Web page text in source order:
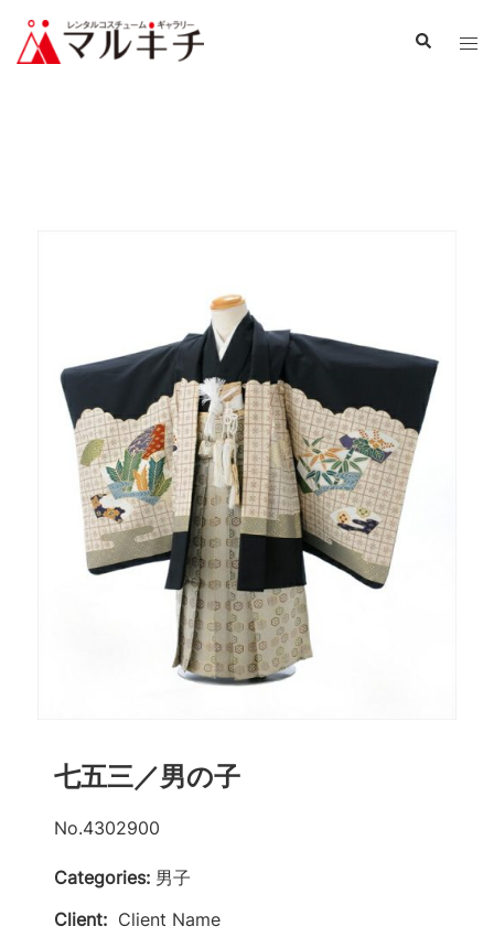
七五三／男の子
No.4302900
Categories: 男子
Client: Client Name